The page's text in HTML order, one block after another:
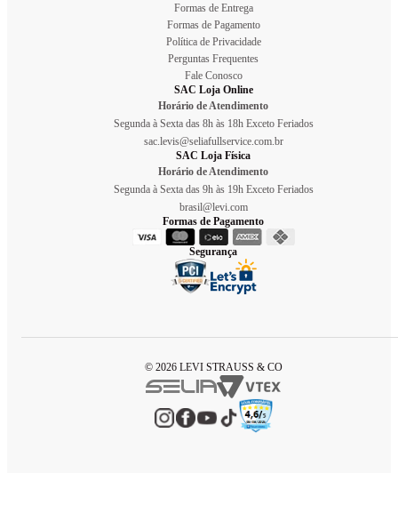
Formas de Entrega
Formas de Pagamento
Política de Privacidade
Perguntas Frequentes
Fale Conosco
SAC Loja Online
Horário de Atendimento
Segunda à Sexta das 8h às 18h Exceto Feriados
sac.levis@seliafullservice.com.br
SAC Loja Física
Horário de Atendimento
Segunda à Sexta das 9h às 19h Exceto Feriados
brasil@levi.com
Formas de Pagamento
Segurança
© 2026 LEVI STRAUSS & CO